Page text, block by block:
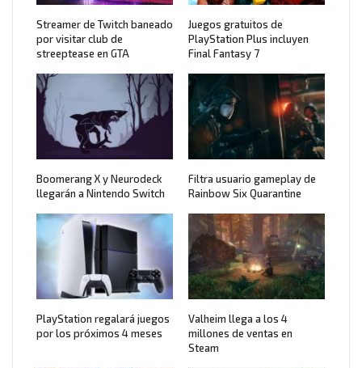
Streamer de Twitch baneado
por visitar club de
streeptease en GTA
Juegos gratuitos de
PlayStation Plus incluyen
Final Fantasy 7
Boomerang X y Neurodeck
llegarán a Nintendo Switch
Filtra usuario gameplay de
Rainbow Six Quarantine
PlayStation regalará juegos
por los próximos 4 meses
Valheim llega a los 4
millones de ventas en
Steam